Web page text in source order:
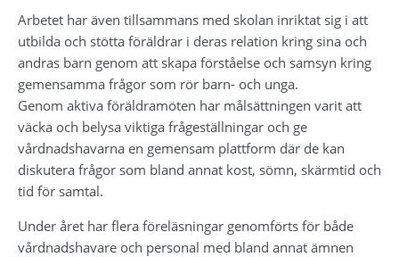
Arbetet har även tillsammans med skolan inriktat sig i att
utbilda och stötta föräldrar i deras relation kring sina och
andras barn genom att skapa förståelse och samsyn kring
gemensamma frågor som rör barn- och unga.
Genom aktiva föräldramöten har målsättningen varit att
väcka och belysa viktiga frågeställningar och ge
vårdnadshavarna en gemensam plattform där de kan
diskutera frågor som bland annat kost, sömn, skärmtid och
tid för samtal.
Under året har flera föreläsningar genomförts för både
vårdnadshavare och personal med bland annat ämnen